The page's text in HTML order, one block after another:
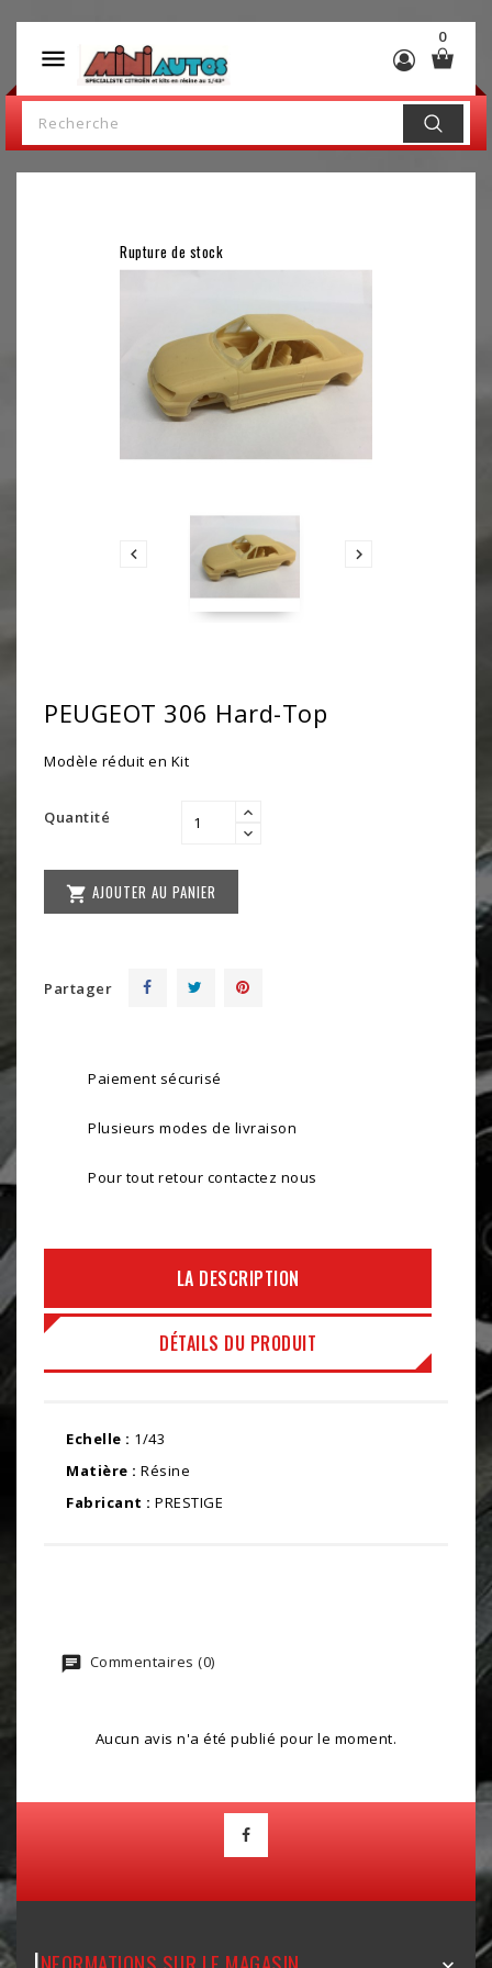

0
Rupture de stock
 
PEUGEOT 306 Hard-Top
Modèle réduit en Kit
Quantité
 AJOUTER AU PANIER
Partager
Paiement sécurisé
Plusieurs modes de livraison
Pour tout retour contactez nous
LA DESCRIPTION
DÉTAILS DU PRODUIT
Echelle : 1/43
Matière : Résine
Fabricant : PRESTIGE
Commentaires (0)
Aucun avis n'a été publié pour le moment.